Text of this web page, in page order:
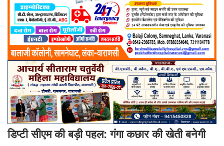
डिप्टी सीएम की बड़ी पहल: गंगा कछार की खेती बनेगी